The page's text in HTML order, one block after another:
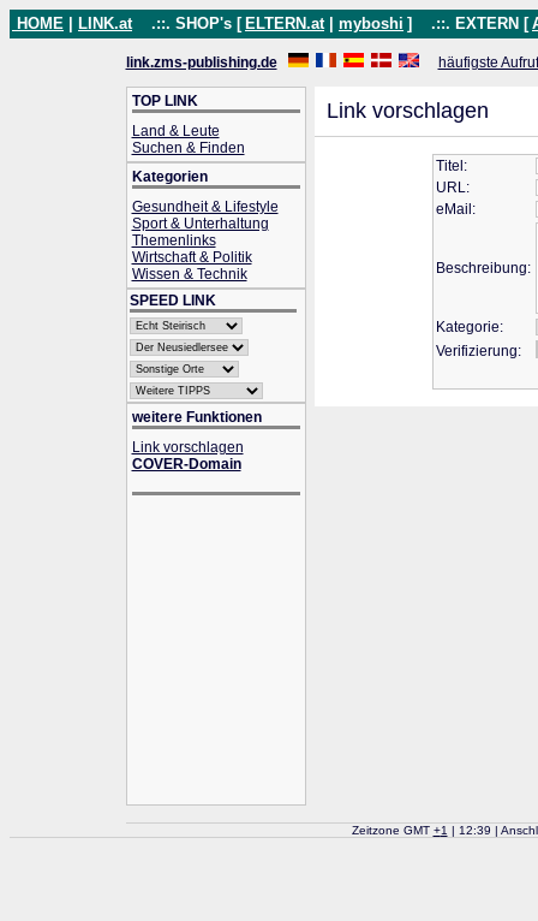
HOME LINK.at .::. SHOP's [ ELTERN.at myboshi ] .::. EXTERN [
link.zms-publishing.de häufigste
TOP LINK
Land & Leute
Suchen & Finden
Kategorien
Gesundheit & Lifestyle
Sport & Unterhaltung
Themenlinks
Wirtschaft & Politik
Wissen & Technik
SPEED LINK
weitere Funktionen
Link vorschlagen
COVER-Domain
Link vorschlagen
Titel:
URL:
eMail:
Beschreibung:
Kategorie:
Verifizierung:
Zeitzone GMT +1 | 12:39 |